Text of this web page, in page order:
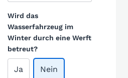
Wird das
Wasserfahrzeug im
Winter durch eine Werft
betreut?
Ja Nein